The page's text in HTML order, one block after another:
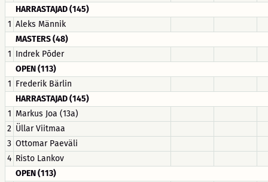
HARRASTAJAD (145)
1 Aleks Männik
MASTERS (48)
1 Indrek Põder
OPEN (113)
1 Frederik Bärlin
HARRASTAJAD (145)
1 Markus Joa (13a)
2 Üllar Viitmaa
3 Ottomar Paeväli
4 Risto Lankov
OPEN (113)